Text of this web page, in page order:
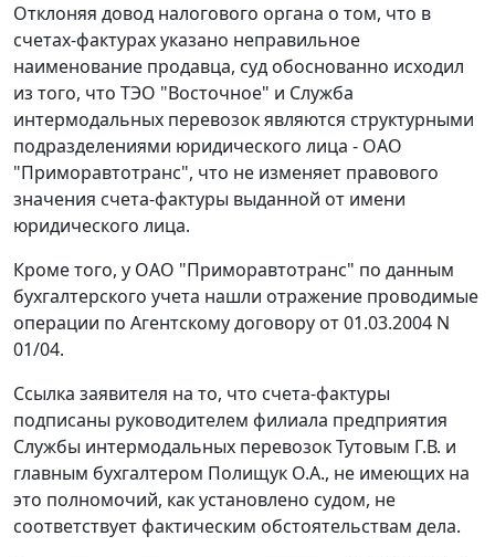
Отклоняя довод налогового органа о том, что в
счетах-фактурах указано неправильное
наименование продавца, суд обоснованно исходил
из того, что ТЭО "Восточное" и Служба
интермодальных перевозок являются структурными
подразделениями юридического лица - ОАО
"Приморавтотранс", что не изменяет правового
значения счета-фактуры выданной от имени
юридического лица.
Кроме того, у ОАО "Приморавтотранс" по данным
бухгалтерского учета нашли отражение проводимые
операции по Агентскому договору от 01.03.2004 N
01/04.
Ссылка заявителя на то, что счета-фактуры
подписаны руководителем филиала предприятия
Службы интермодальных перевозок Тутовым Г.В. и
главным бухгалтером Полищук О.А., не имеющих на
это полномочий, как установлено судом, не
соответствует фактическим обстоятельствам дела.